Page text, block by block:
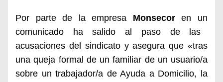
Por parte de la empresa Monsecoren un
comunicado ha salido al paso de las
acusaciones del sindicato y asegura que «tras
una queja formal de un familiar de un usuario/a
sobre un trabajador/a de Ayuda a Domicilio, l a